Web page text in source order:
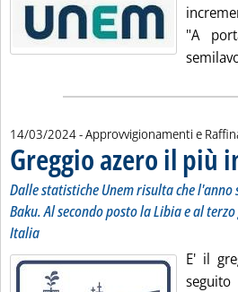
"A
14/03/2024- Approvvigionamenti e
Greggio azero il più
Dalle statistiche Unem risulta che
Baku. Al secondo posto la Libia e al
Italia
E' il